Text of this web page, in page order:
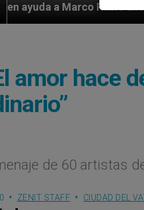
ante persecución de
amor hace
de 60 artistas
ZENIT STAFF CIUDAD DEL